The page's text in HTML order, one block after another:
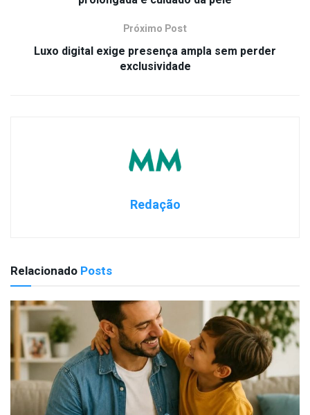
Próximo Post
Luxo digital exige presença ampla sem perder
exclusividade
Redação
Relacionado Posts